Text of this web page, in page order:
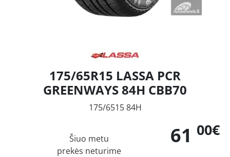
175/65R15 LASSA PCR
GREENWAYS 84H CBB70
175/6515 84H
61 00€
Šiuo metu
prekės neturime